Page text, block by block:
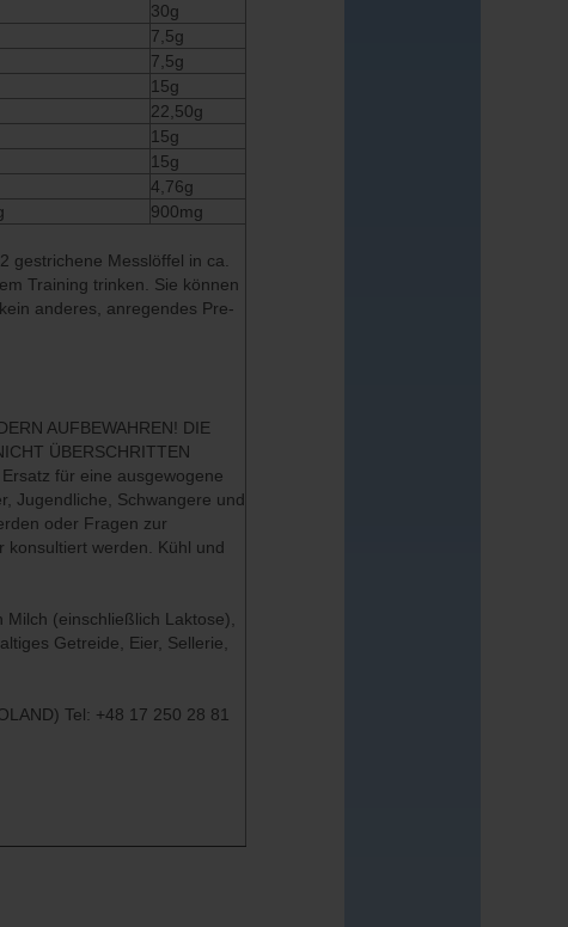
30g
7,5g
7,5g
15g
22,50g
15g
15g
4,76g
900mg
gestrichene Messlöffel in ca.
Training trinken. Sie können
anderes, anregendes Pre-
AUFBEWAHREN! DIE
ÜBERSCHRITTEN
für eine ausgewogene
Jugendliche, Schwangere und
oder Fragen zur
konsultiert werden. Kühl und
(einschließlich Laktose),
Getreide, Eier, Sellerie,
Tel: +48 17 250 28 81